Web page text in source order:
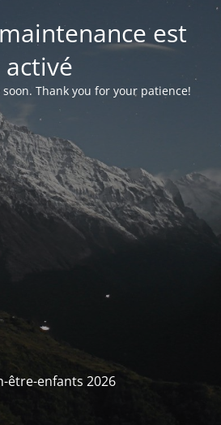
est
activé
Thank you for your patience!
être-enfants 2026